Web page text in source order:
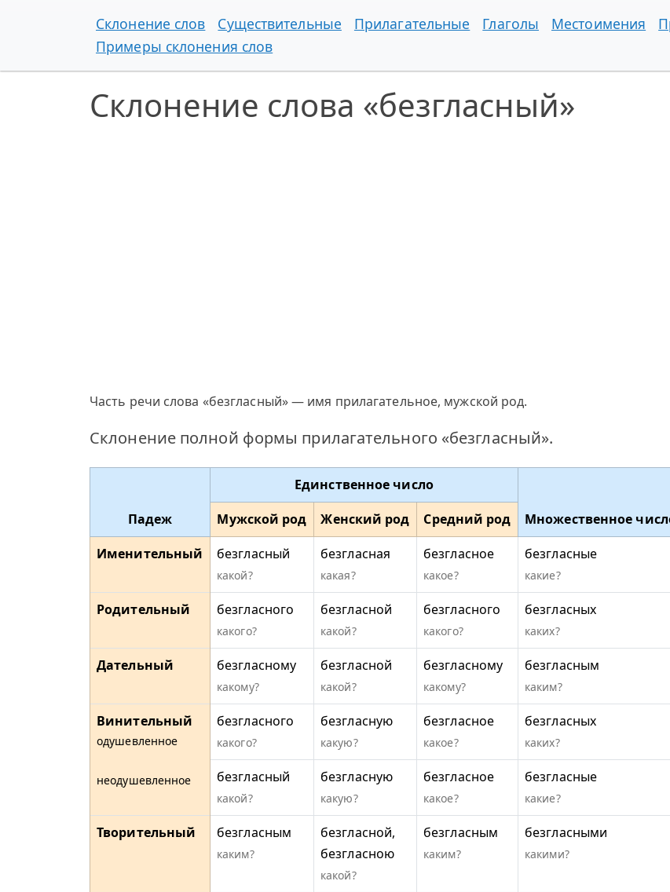
Склонение слов Существительные Прилагательные Глаголы Местоимения
Примеры склонения слов
Склонение слова «безгласный»
Часть речи слова «безгласный» — имя прилагательное, мужской род.
Склонение полной формы прилагательного «безгласный».
Падеж
Единственное число
Множественное
Мужской род Женский род
Средний род
Именительный
безгласный
какой?
безгласная
какая?
безгласное
какое?
безгласные
какие?
Родительный безгласного
какого?
безгласной
какой?
безгласного
какого?
безгласных
каких?
Дательный безгласному
какому?
безгласной
какой?
безгласному
какому?
безгласным
каким?
Винительный
одушевленное
неодушевленное
безгласного
какого?
безгласную
какую?
безгласное
какое?
безгласных
каких?
безгласный
какой?
безгласную
какую?
безгласное
какое?
безгласные
какие?
Творительный безгласным
каким?
безгласной,
безгласною
какой?
безгласным
каким?
безгласными
какими?